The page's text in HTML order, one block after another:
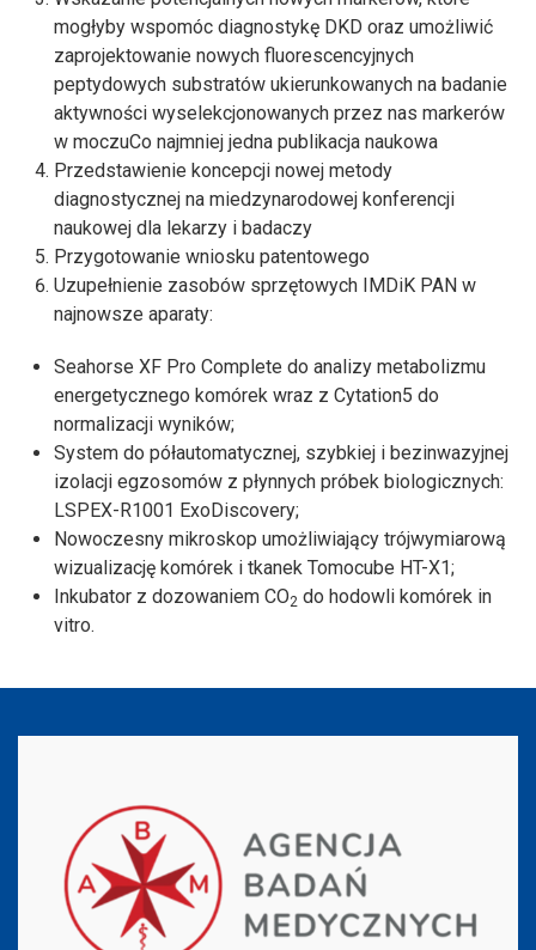
mogłyby wspomóc diagnostykę DKD oraz umożliwić
zaprojektowanie nowych fluorescencyjnych
peptydowych substratów ukierunkowanych na badanie
aktywności wyselekcjonowanych przez nas markerów
w moczuCo najmniej jedna publikacja naukowa
Przedstawienie koncepcji nowej metody
diagnostycznej na miedzynarodowej konferencji
naukowej dla lekarzy i badaczy
Przygotowanie wniosku patentowego
Uzupełnienie zasobów sprzętowych IMDiK PAN w
najnowsze aparaty:
Seahorse XF Pro Complete do analizy metabolizmu
energetycznego komórek wraz z Cytation5 do
normalizacji wyników;
System do półautomatycznej, szybkiej i bezinwazyjnej
izolacji egzosomów z płynnych próbek biologicznych:
LSPEX-R1001 ExoDiscovery;
Nowoczesny mikroskop umożliwiający trójwymiarową
wizualizację komórek i tkanek Tomocube HT-X1;
Inkubator z dozowaniem CO2 do hodowli komórek in
vitro.